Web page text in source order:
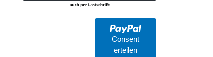
Consent
erteilen